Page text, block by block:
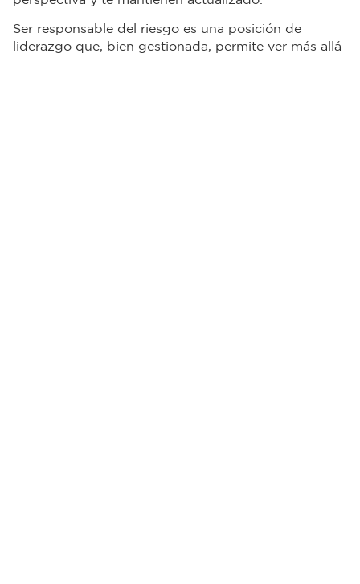
Ser responsable del riesgo es una posición de
liderazgo que, bien gestionada, permite ver más allá